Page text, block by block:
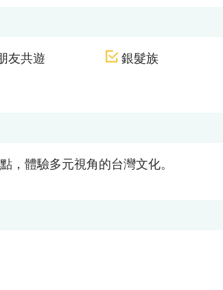
友共遊
銀髮族
，體驗多元視角的台灣文化。